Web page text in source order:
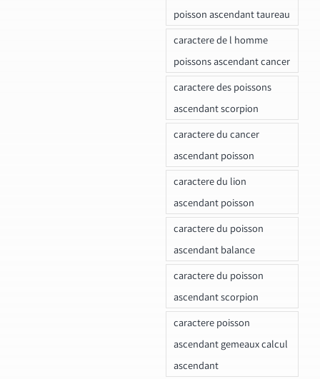
poisson ascendant taureau
caractere de l homme
poissons ascendant cancer
caractere des poissons
ascendant scorpion
caractere du cancer
ascendant poisson
caractere du lion
ascendant poisson
caractere du poisson
ascendant balance
caractere du poisson
ascendant scorpion
caractere poisson
ascendant gemeaux calcul
ascendant